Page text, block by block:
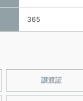
365
譲渡証